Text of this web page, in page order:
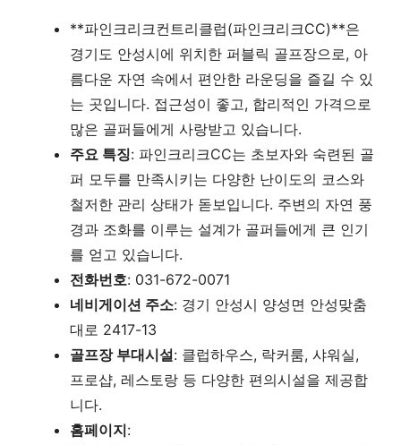
**파인크리크컨트리클럽(파인크리크CC)**은
경기도 안성시에 위치한 퍼블릭 골프장으로, 아
름다운 자연 속에서 편안한 라운딩을 즐길 수 있
는 곳입니다. 접근성이 좋고, 합리적인 가격으로
많은 골퍼들에게 사랑받고 있습니다.
주요 특징: 파인크리크CC는 초보자와 숙련된 골
퍼 모두를 만족시키는 다양한 난이도의 코스와
철저한 관리 상태가 돋보입니다. 주변의 자연 풍
경과 조화를 이루는 설계가 골퍼들에게 큰 인기
를 얻고 있습니다.
전화번호: 031-672-0071
네비게이션 주소: 경기 안성시 양성면 안성맞춤
대로 2417-13
골프장 부대시설: 클럽하우스, 락커룸, 샤워실,
프로샵, 레스토랑 등 다양한 편의시설을 제공합
니다.
홈페이지: